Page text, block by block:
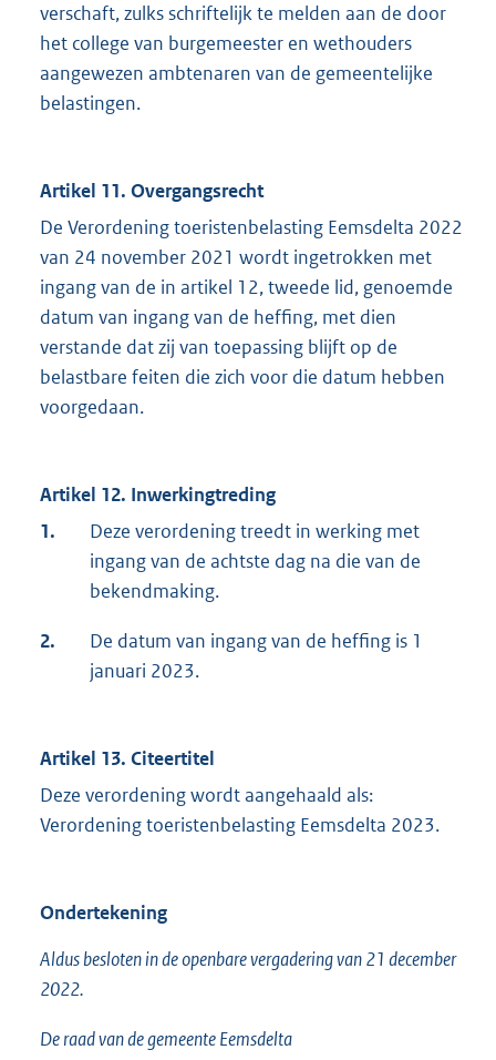
verschaft, zulks schriftelijk te melden aan de door
het college van burgemeester en wethouders
aangewezen ambtenaren van de gemeentelijke
belastingen.
Artikel 11. Overgangsrecht
De Verordening toeristenbelasting Eemsdelta 2022
van 24 november 2021 wordt ingetrokken met
ingang van de in artikel 12, tweede lid, genoemde
datum van ingang van de heffing, met dien
verstande dat zij van toepassing blijft op de
belastbare feiten die zich voor die datum hebben
voorgedaan.
Artikel 12. Inwerkingtreding
1.
Deze verordening treedt in werking met
ingang van de achtste dag na die van de
bekendmaking.
2.
De datum van ingang van de heffing is 1
januari 2023.
Artikel 13. Citeertitel
Deze verordening wordt aangehaald als:
Verordening toeristenbelasting Eemsdelta 2023.
Ondertekening
Aldus besloten in de openbare vergadering van 21 december
2022.
De raad van de gemeente Eemsdelta